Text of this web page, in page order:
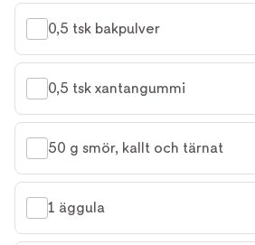
0,5 tsk bakpulver
0,5 tsk xantangummi
50 g smör, kallt och tärnat
1 äggula